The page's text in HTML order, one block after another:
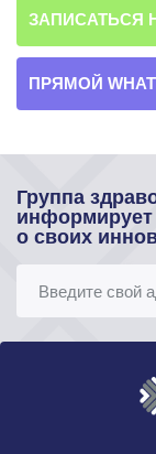
ЗАПИСАТЬСЯ
ПРЯМОЙ
Группа
информирует
о своих